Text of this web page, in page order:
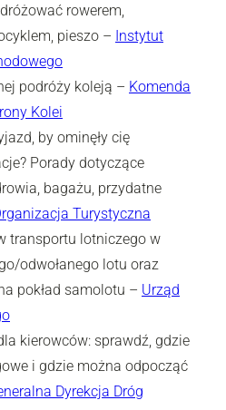
rowerem,
pieszo – Instytut
podróży koleją – Komenda
Kolei
by ominęły cię
Porady dotyczące
bagażu, przydatne
Turystyczna
transportu lotniczego w
odwołanego lotu oraz
pokład samolotu – Urząd
kierowców: sprawdź, gdzie
i gdzie można odpocząć
Dyrekcja Dróg